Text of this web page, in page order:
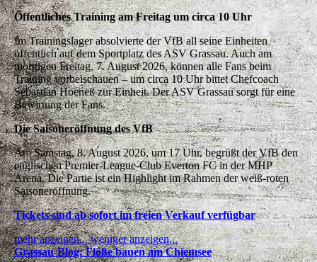
Öffentliches Training am Freitag um circa 10 Uhr
Im Trainingslager absolvierte der VfB all seine Einheiten
öffentlich auf dem Sportplatz des ASV Grassau. Auch am
morgigen Freitag, 7. August 2026, können alle Fans beim
Training vorbeischauen – um circa 10 Uhr bittet Chefcoach
Sebastian Hoeneß zur Einheit. Der ASV Grassau sorgt für eine
Bewirtung der Fans.
Die Saisoneröffnung des VfB
Am Samstag, 8. August 2026, um 17 Uhr, begrüßt der VfB den
englischen Premier-League-Club Everton FC in der MHP
Arena. Die Partie ist ein Highlight im Rahmen der weiß-roten
Saisoneröffnung.
Tickets sind ab sofort im freien Verkauf verfügbar
mehr anzeigen...weniger anzeigen...
Grassau-Blog: Flöße bauen am Chiemsee